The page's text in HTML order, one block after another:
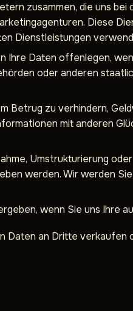
zusammen, die uns
Diese
Dienstleistungen
Ihre Daten offenlegen,
oder anderen
Betrug zu verhindern,
mit anderen
Umstrukturierung
werden. Wir werden
wenn Sie uns Ihre
Daten an Dritte verkaufen